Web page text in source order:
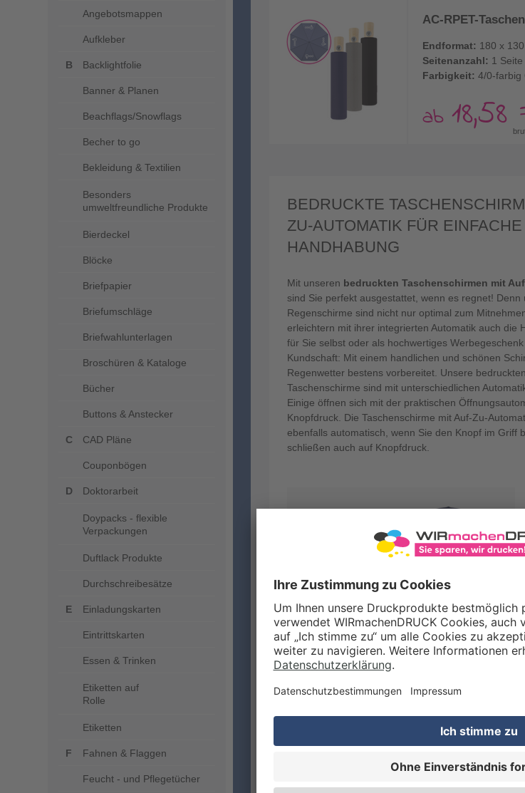
Angebotsmappen
Aufkleber
Backlightfolie
Banner & Planen
Beachflags/Snowflags
Becher to go
Bekleidung & Textilien
Besonders
umweltfreundliche Produkte
Bierdeckel
Blöcke
Briefpapier
Briefumschläge
Briefwahlunterlagen
Broschüren & Kataloge
Bücher
Buttons & Anstecker
CAD Pläne
Couponbögen
Doktorarbeit
Doypacks - flexible
Verpackungen
Duftlack Produkte
Durchschreibesätze
Einladungskarten
Eintrittskarten
Essen & Trinken
Etiketten auf
Rolle
Etiketten
Fahnen & Flaggen
Feucht - und Pflegetücher
AC-RPET-
Endformat: 180 x
Seitenanzahl: 1
Farbigkeit: 4/0-farbig
ab
BEDRUCKTE
ZU-AUTOMATIK FÜR EINFACHE
HANDHABUNG
Mit unseren bedruckten Taschenschirmen mit
sind Sie perfekt ausgestattet, wenn es regnet! Denn
Regenschirme sind nicht nur optimal zum
erleichtern mit ihrer integrierten Automatik auch die
für Sie selbst oder als hochwertiges
Kundschaft: Mit einem handlichen und schönen
Regenwetter bestens vorbereitet. Unsere
Taschenschirme sind mit unterschiedlichen
Einige öffnen sich mit der praktischen
Knopfdruck. Die Taschenschirme mit Auf-Zu-
ebenfalls automatisch, wenn Sie den Knopf im Griff
schließen auch auf Knopfdruck.
Unser Tipp: Bei WIRmachenDRUCK können Sie
ohne Personalisierung bestellen.